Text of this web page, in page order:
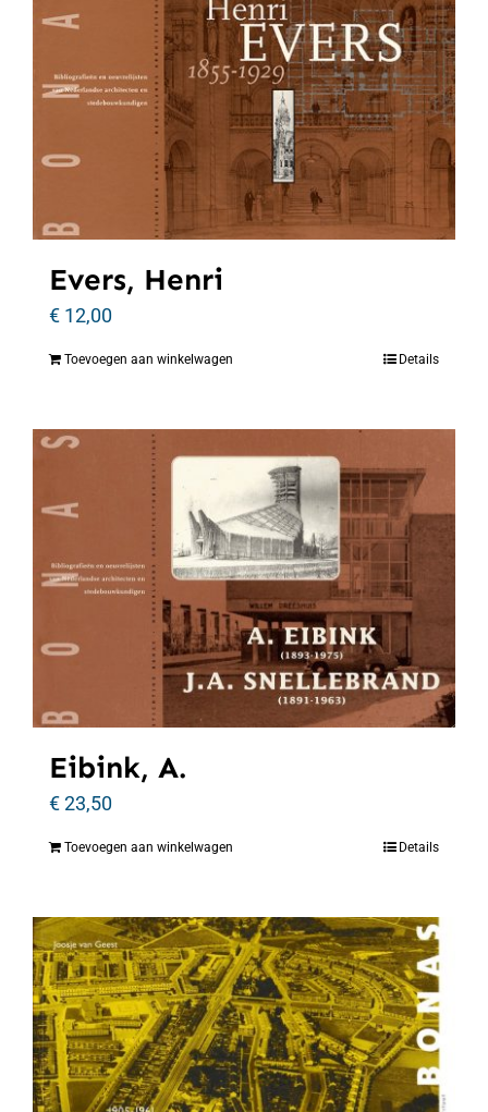
Evers, Henri
€ 12,00
Toevoegen aan winkelwagen Details
Eibink, A.
€23,50
Toevoegen aan winkelwagen Details